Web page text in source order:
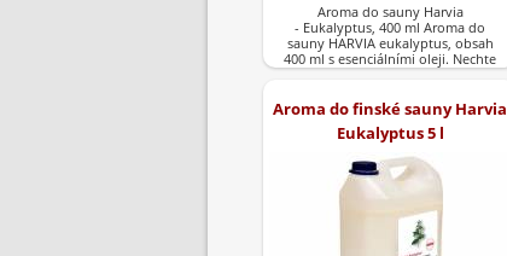
Aroma do sauny Harvia
- Eukalyptus, 400 ml Aroma do
sauny HARVIA eukalyptus, obsah
400 ml s esenciálními oleji. Nechte
svoji saunu vyplnit…
Aroma do finské sauny Harvia
Eukalyptus 5 l